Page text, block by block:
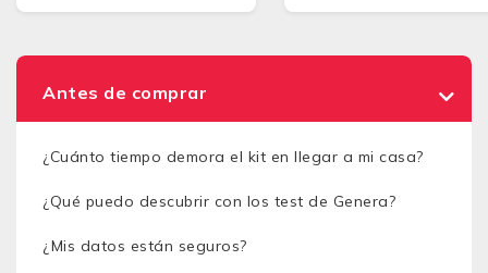
Antes de comprar
¿Cuánto tiempo demora el kit en llegar a mi casa?
¿Qué puedo descubrir con los test de Genera?
¿Mis datos están seguros?